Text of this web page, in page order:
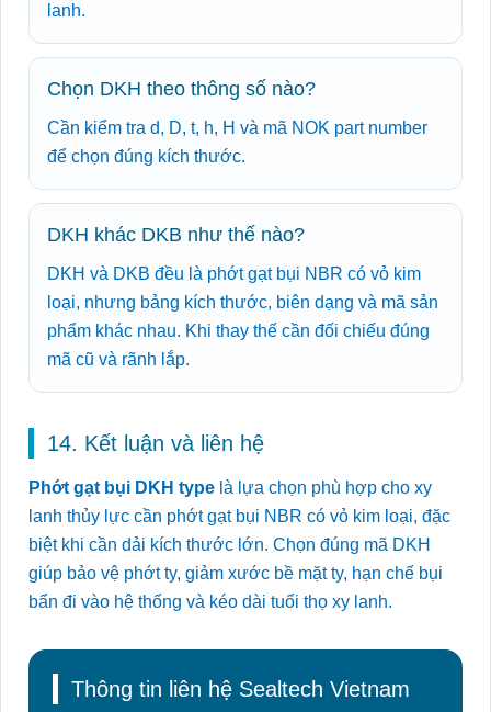
lanh.
Chọn DKH theo thông số nào?
Cần kiểm tra d, D, t, h, H và mã NOK part number
để chọn đúng kích thước.
DKH khác DKB như thế nào?
DKH và DKB đều là phớt gạt bụi NBR có vỏ kim
loại, nhưng bảng kích thước, biên dạng và mã sản
phẩm khác nhau. Khi thay thế cần đối chiếu đúng
mã cũ và rãnh lắp.
14. Kết luận và liên hệ
Phớt gạt bụi DKH type là lựa chọn phù hợp cho xy
lanh thủy lực cần phớt gạt bụi NBR có vỏ kim loại, đặc
biệt khi cần dải kích thước lớn. Chọn đúng mã DKH
giúp bảo vệ phớt ty, giảm xước bề mặt ty, hạn chế bụi
bẩn đi vào hệ thống và kéo dài tuổi thọ xy lanh.
Thông tin liên hệ Sealtech Vietnam